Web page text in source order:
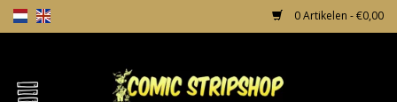
0 Artikelen - €0,00
Home